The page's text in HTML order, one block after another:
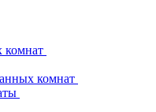
комнат
комнат